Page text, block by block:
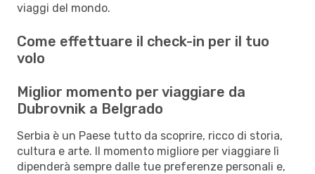
viaggi del mondo.
Come effettuare il check-in per il tuo
volo
Miglior momento per viaggiare da
Dubrovnik a Belgrado
Serbia è un Paese tutto da scoprire, ricco di storia,
cultura e arte. Il momento migliore per viaggiare lì
dipenderà sempre dalle tue preferenze personali e,